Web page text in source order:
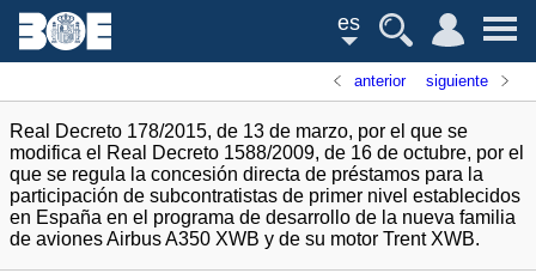
es
anterior siguiente
Real Decreto 178/2015, de 13 de marzo, por el que se
modifica el Real Decreto 1588/2009, de 16 de octubre, por el
que se regula la concesión directa de préstamos para la
participación de subcontratistas de primer nivel establecidos
en España en el programa de desarrollo de la nueva familia
de aviones Airbus A350 XWB y de su motor Trent XWB.